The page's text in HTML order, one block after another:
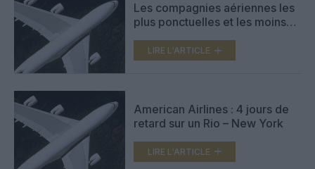
Les compagnies aériennes les
plus ponctuelles et les moins
LIRE L'ARTICLE
American Airlines : 4 jours de
retard sur un Rio – New York
LIRE L'ARTICLE